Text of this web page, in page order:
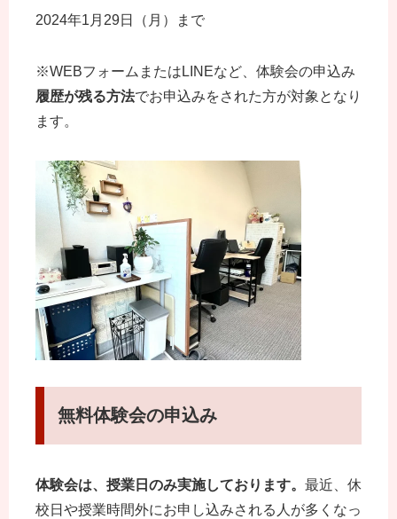
2024年1月29日（月）まで
※WEBフォームまたはLINEなど、体験会の申込み
履歴が残る方法でお申込みをされた方が対象となり
ます。
無料体験会の申込み
体験会は、授業日のみ実施しております。 最近、休
校日や授業時間外にお申し込みされる人が多くなっ